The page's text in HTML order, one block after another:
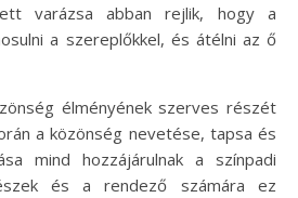
varázsa abban rejlik, hogy a
a szereplőkkel, és átélni az ő
élményének szerves részét
a közönség nevetése, tapsa és
mind hozzájárulnak a színpadi
és a rendező számára ez